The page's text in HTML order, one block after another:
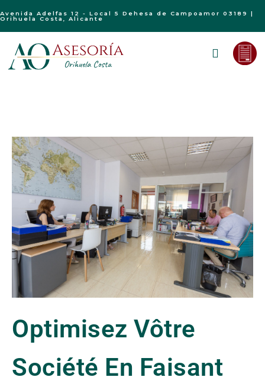
Avenida Adelfas 12 - Local 5 Dehesa de Campoamor 03189 |
Orihuela Costa, Alicante
Optimisez Vôtre
Société En Faisant